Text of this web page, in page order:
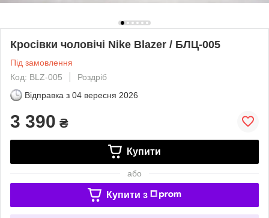
Кросівки чоловічі Nike Blazer / БЛЦ-005
Під замовлення
Код: BLZ-005
Роздріб
Відправка з 04 вересня 2026
3 390 ₴
Купити
або
Купити з